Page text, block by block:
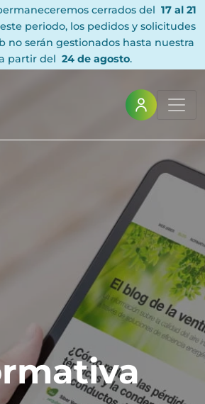
cerrados del 17 al 21
periodo, los pedidos y solicitudes
no serán gestionados hasta nuestra
partir del 24 de agosto.